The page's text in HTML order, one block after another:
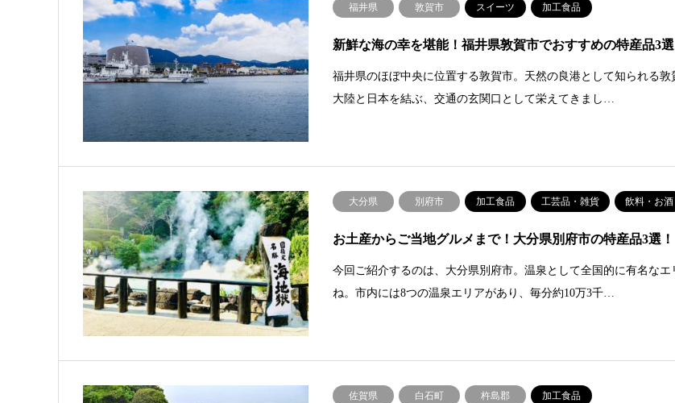
福井県 敦賀市 スイーツ 加工食品
新鮮な海の幸を堪能！福井県敦賀市でおすすめの特産品3選
福井県のほぼ中央に位置する敦賀市。天然の良港として知られる敦
大陸と日本を結ぶ、交通の玄関口として栄えてきまし…
大分県 別府市 加工食品 工芸品・雑貨 飲料・お酒
お土産からご当地グルメまで！大分県別府市の特産品3選！
今回ご紹介するのは、大分県別府市。温泉として全国的に有名なエ
ね。市内には8つの温泉エリアがあり、毎分約10万3千…
佐賀県 白石町 杵島郡 加工食品